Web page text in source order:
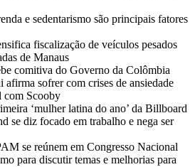
e sedentarismo são principais fatores
fiscalização de veículos pesados
de Manaus
comitiva do Governo da Colômbia
afirma sofrer com crises de ansiedade
com Scooby
‘mulher latina do ano’ da Billboard
se diz focado em trabalho e nega ser
se reúnem em Congresso Nacional
para discutir temas e melhorias para